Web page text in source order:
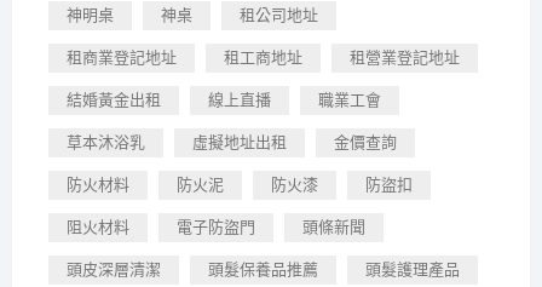
神明桌 神桌 租公司地址
租商業登記地址 租工商地址 租營業登記地址
結婚黃金出租 線上直播 職業工會
草本沐浴乳 虛擬地址出租 金價查詢
防火材料 防火泥 防火漆 防盜扣
阻火材料 電子防盜門 頭條新聞
頭皮深層清潔 頭髮保養品推薦 頭髮護理產品